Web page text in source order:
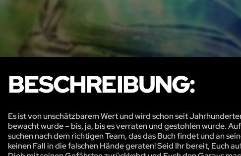
BESCHREIBUNG:
Es ist von unschätzbarem Wert und wird schon seit
bewacht wurde – bis, ja, bis es verraten und gestohlen wurde.
suchen nach dem richtigen Team, das das Buch findet und an
keinen Fall in die falschen Hände geraten! Seid Ihr bereit, Euch